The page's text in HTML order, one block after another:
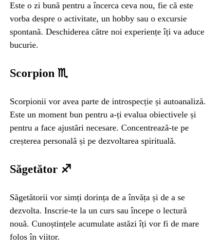
Este o zi bună pentru a încerca ceva nou, fie că este
vorba despre o activitate, un hobby sau o excursie
spontană. Deschiderea către noi experiențe îți va aduce
bucurie.
Scorpion ♏
Scorpionii vor avea parte de introspecție și autoanaliză.
Este un moment bun pentru a-ți evalua obiectivele și
pentru a face ajustări necesare. Concentrează-te pe
creșterea personală și pe dezvoltarea spirituală.
Săgetător ♐
Săgetătorii vor simți dorința de a învăța și de a se
dezvolta. Inscrie-te la un curs sau începe o lectură
nouă. Cunoștințele acumulate astăzi îți vor fi de mare
folos în viitor.